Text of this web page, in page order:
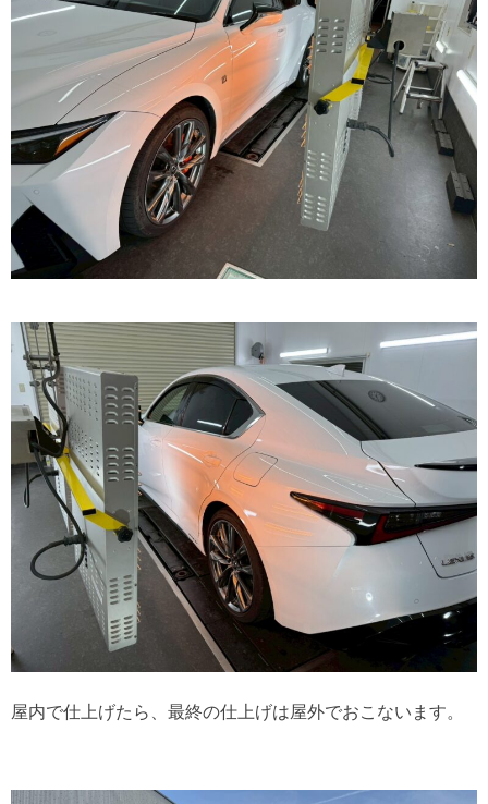
屋内で仕上げたら、最終の仕上げは屋外でおこないます。